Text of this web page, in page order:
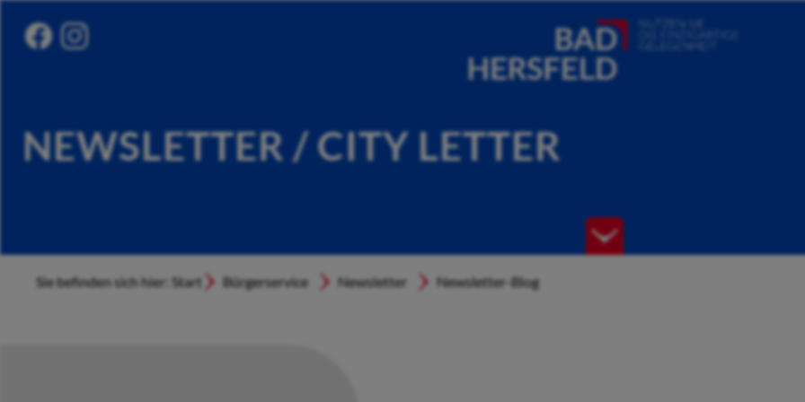
NEWSLETTER / CITY LETTER
Sie befinden sich hier: Start Bürgerservice Newsletter Newsletter-Blog